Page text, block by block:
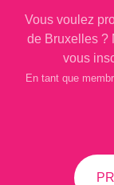
Vous voulez
de Bruxelles ?
vous
En tant que